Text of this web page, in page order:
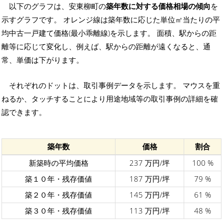
以下のグラフは、安東柳町の築年数に対する価格相場の傾向を
示すグラフです。 オレンジ線は築年数に応じた単位㎡当たりの平
均中古一戸建て価格(最小乖離線)を示します。 面積、駅からの距
離等に応じて変化し、例えば、駅からの距離が遠くなると、通
常、単価は下がります。
それぞれのドットは、取引事例データを示します。 マウスを重
ねるか、タッチすることにより用途地域等の取引事例の詳細を確
認できます。
築年数 価格
割合
新築時の平均価格
237 万円/坪
100 %
築１０年・残存価値
187 万円/坪
79 %
築２０年・残存価値
145 万円/坪
61 %
築３０年・残存価値
113 万円/坪 48 %